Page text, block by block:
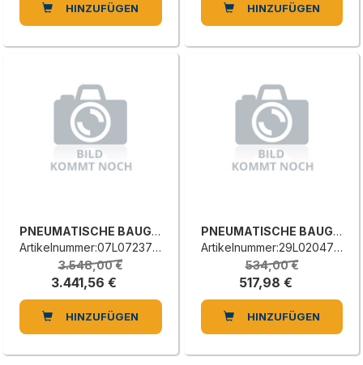
HINZUFÜGEN HINZUFÜGEN
PNEUMATISCHE BAUGRUPPE
Artikelnummer:07L0723780E
3.548,00 €
3.441,56 €
HINZUFÜGEN
PNEUMATISCHE BAUGRUPPE
Artikelnummer:29L0204739G
534,00 €
517,98 €
HINZUFÜGEN